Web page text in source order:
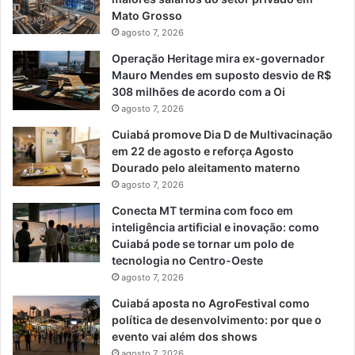
Mato Grosso
agosto 7, 2026
Operação Heritage mira ex-governador
Mauro Mendes em suposto desvio de R$
308 milhões de acordo com a Oi
agosto 7, 2026
Cuiabá promove Dia D de Multivacinação
em 22 de agosto e reforça Agosto
Dourado pelo aleitamento materno
agosto 7, 2026
Conecta MT termina com foco em
inteligência artificial e inovação: como
Cuiabá pode se tornar um polo de
tecnologia no Centro-Oeste
agosto 7, 2026
Cuiabá aposta no AgroFestival como
política de desenvolvimento: por que o
evento vai além dos shows